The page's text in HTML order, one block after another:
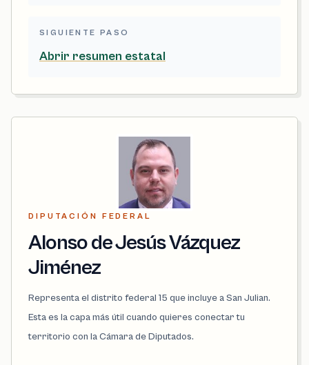
SIGUIENTE PASO
Abrir resumen estatal
DIPUTACIÓN FEDERAL
Alonso de Jesús Vázquez
Jiménez
Representa el distrito federal 15 que incluye a San Julian.
Esta es la capa más útil cuando quieres conectar tu
territorio con la Cámara de Diputados.